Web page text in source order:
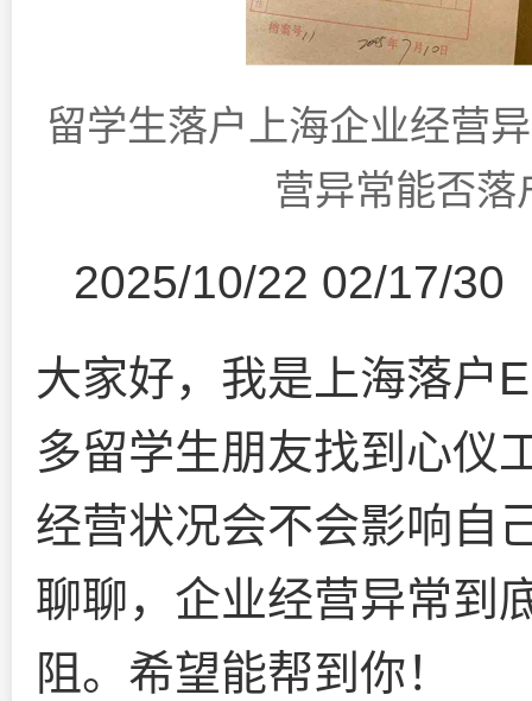
留学生落户上海企业经营
营异常能否落
2025/10/22 02/17/30
大家好，我是上海落户
多留学生朋友找到心仪
经营状况会不会影响自
聊聊，企业经营异常到
阻。希望能帮到你！